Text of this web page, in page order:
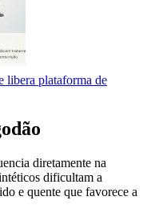
libera plataforma de
diretamente na
dificultam a
e quente que favorece a